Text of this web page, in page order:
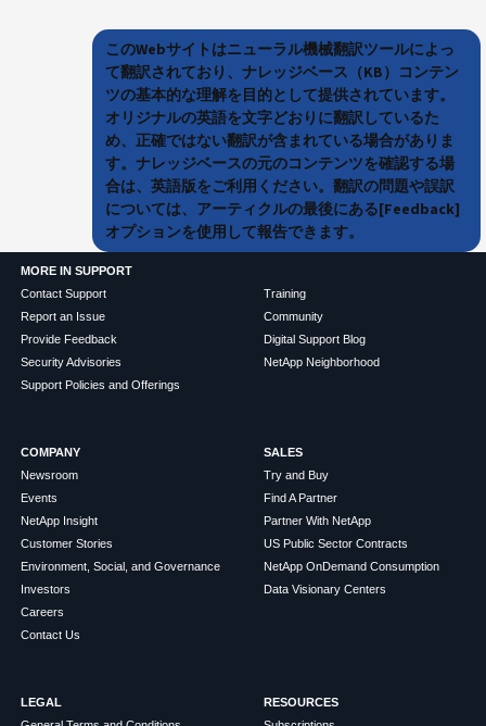
このWebサイトはニューラル機械翻訳ツールによっ
て翻訳されており、ナレッジベース（KB）コンテン
ツの基本的な理解を目的として提供されています。
オリジナルの英語を文字どおりに翻訳しているた
め、正確ではない翻訳が含まれている場合がありま
す。ナレッジベースの元のコンテンツを確認する場
合は、英語版をご利用ください。翻訳の問題や誤訳
については、アーティクルの最後にある[Feedback]
オプションを使用して報告できます。
MORE IN SUPPORT
Contact Support
Report an Issue
Provide Feedback
Security Advisories
Support Policies and Offerings
Training
Community
Digital Support Blog
NetApp Neighborhood
COMPANY
Newsroom
Events
NetApp Insight
Customer Stories
Environment, Social, and Governance
Investors
Careers
Contact Us
SALES
Try and Buy
Find A Partner
Partner With NetApp
US Public Sector Contracts
NetApp OnDemand Consumption
Data Visionary Centers
LEGAL
RESOURCES